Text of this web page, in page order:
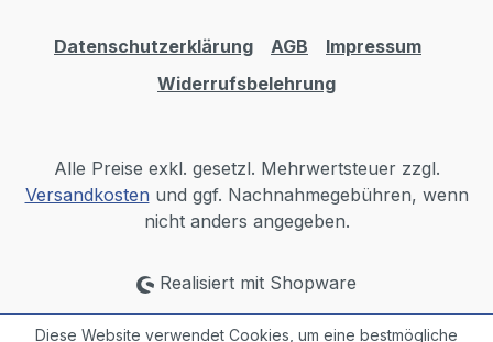
Datenschutzerklärung AGB
Impressum
Widerrufsbelehrung
Alle Preise exkl. gesetzl. Mehrwertsteuer zzgl.
Versandkosten und ggf. Nachnahmegebühren, wenn
nicht anders angegeben.
Realisiert mit Shopware
Diese Website verwendet Cookies, um eine bestmögliche